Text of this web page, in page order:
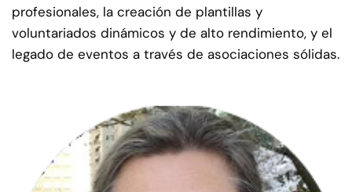
profesionales, la creación de plantillas y
voluntariados dinámicos y de alto rendimiento, y el
legado de eventos a través de asociaciones sólidas.